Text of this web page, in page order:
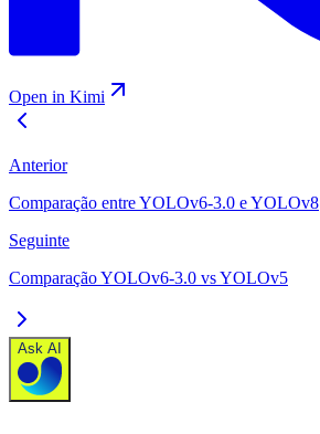
Open in Kimi
Anterior
Comparação entre YOLOv6-3.0 e YOLOv8
Seguinte
Comparação YOLOv6-3.0 vs YOLOv5
Ask AI